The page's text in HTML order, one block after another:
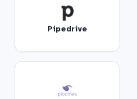
Pipedrive